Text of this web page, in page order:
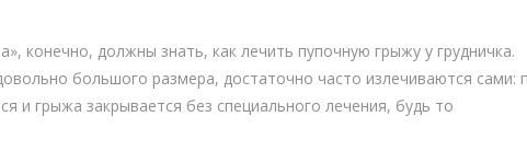
конечно, должны знать, как лечить пупочную грыжу у грудничка.
большого размера, достаточно часто излечиваются сами:
и грыжа закрывается без специального лечения, будь то